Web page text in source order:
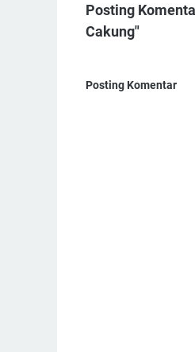
Posting
Cakung"
Posting Komentar